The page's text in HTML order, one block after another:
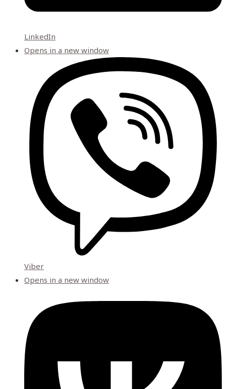
LinkedIn
Opens in a new window
Viber
Opens in a new window